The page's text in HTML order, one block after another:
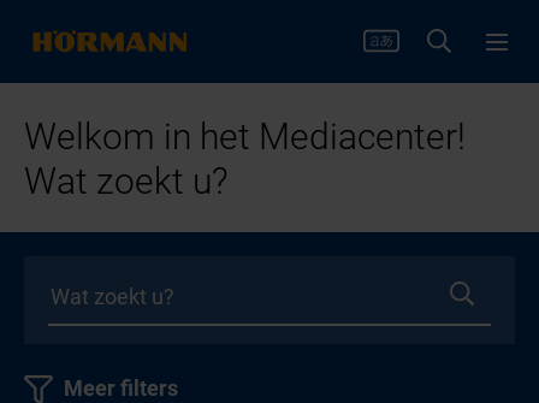
Welkom in het Mediacenter!
Wat zoekt u?
Meer filters